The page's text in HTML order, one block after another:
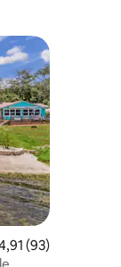
: 5 sur 5
moyenne
(93)